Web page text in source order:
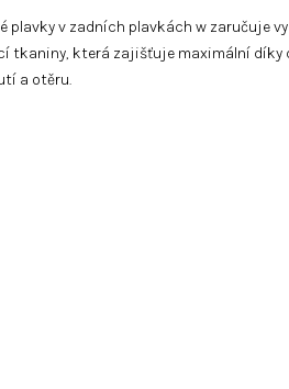
plavky v zadních plavkách w zaručuje
která zajišťuje maximální díky
a otěru.